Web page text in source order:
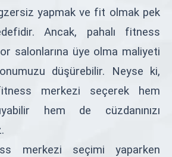
yapmak ve fit olmak pek
Ancak, pahalı fitness
salonlarına üye olma maliyeti
düşürebilir. Neyse ki,
merkezi seçerek hem
hem de cüzdanınızı
merkezi seçimi yaparken